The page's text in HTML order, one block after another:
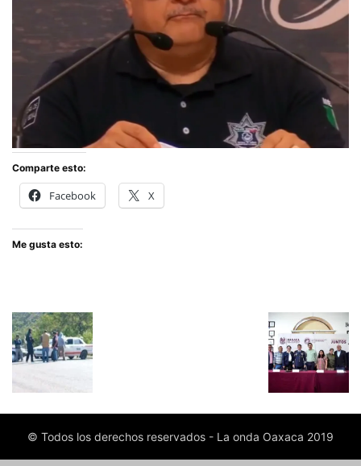
Comparte esto:
Facebook X
Me gusta esto:
© Todos los derechos reservados - La onda Oaxaca 2019